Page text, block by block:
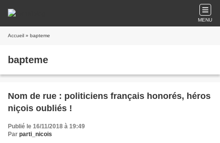
MENU
Accueil » bapteme
bapteme
Nom de rue : politiciens français honorés, héros
niçois oubliés !
Publié le 16/11/2018 à 19:49
Par parti_nicois